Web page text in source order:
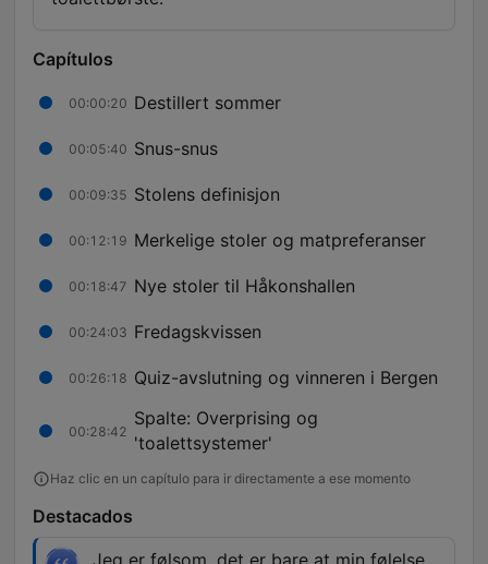
Capítulos
00:00:20 Destillert sommer
00:05:40 Snus-snus
00:09:35 Stolens definisjon
00:12:19 Merkelige stoler og matpreferanser
00:18:47 Nye stoler til Håkonshallen
00:24:03 Fredagskvissen
00:26:18 Quiz-avslutning og vinneren i Bergen
00:28:42
Spalte: Overprising og
'toalettsystemer'
Haz clic en un capítulo para ir directamente a ese momento
Destacados